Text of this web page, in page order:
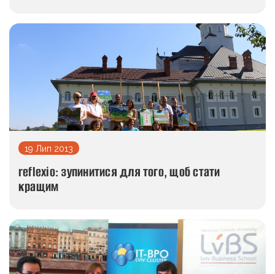
19 Лип 2013
reflexio: зупинитися для того, щоб стати
кращим